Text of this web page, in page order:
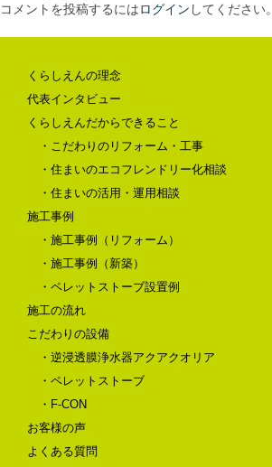
コメントを投稿するにはログイン してください。
くらしえんの理念
代表インタビュー
くらしえんだからできること
・こだわりのリフォーム・工事
・住まいのエコフレンドリー化相談
・住まいの活用・運用相談
施工事例
・施工事例（リフォーム）
・施工事例（新築）
・ペレットストーブ設置例
施工の流れ
こだわりの設備
・逆浸透膜浄水器アクアクオリア
・ペレットストーブ
・F-CON
お客様の声
よくある質問